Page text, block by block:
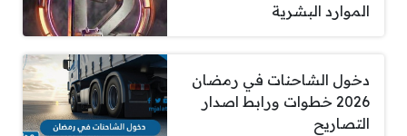
الموارد البشرية
دخول الشاحنات في رمضان
2026 خطوات ورابط اصدار
التصاريح